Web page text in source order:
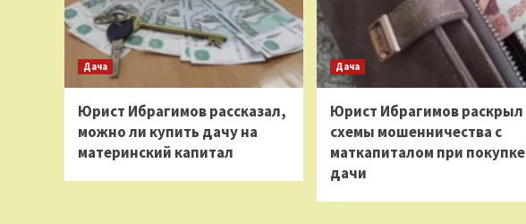
Дача
Юрист Ибрагимов рассказал,
можно ли купить дачу на
материнский капитал
Дача
Юрист Ибрагимов раскрыл
схемы мошенничества с
маткапиталом при покупке
дачи